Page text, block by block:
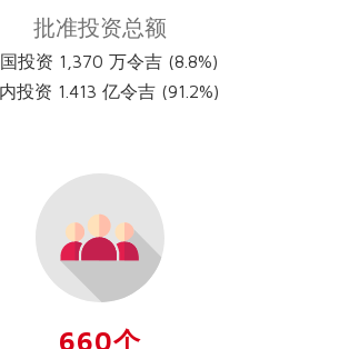
批准投资总额
投资 1,370 万令吉 (8.8%)
投资 1.413 亿令吉 (91.2%)
660个